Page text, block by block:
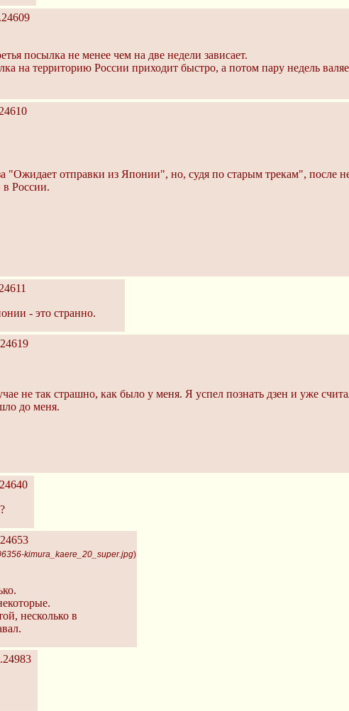
посылка не менее чем на две недели зависает.
на территорию России приходит быстро, а потом пару недель
"Ожидает отправки из Японии", но, судя по старым трекам", после
России.
- это странно.
не так страшно, как было у меня. Я успел познать дзен и уже
до меня.
kimura_kaere_20_super.jpg)
несколько в